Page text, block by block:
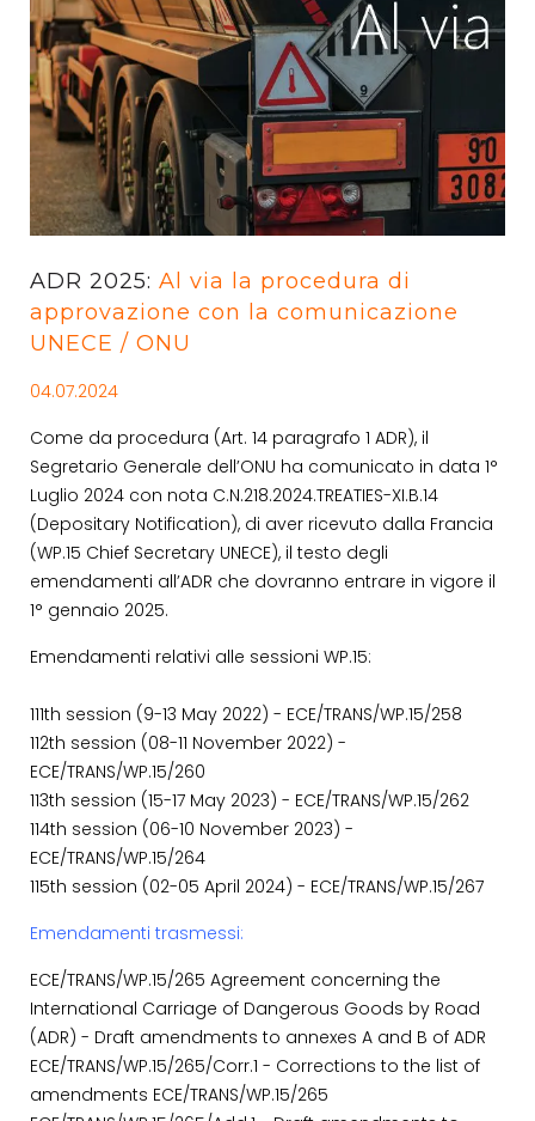
ADR 2025: Al via la procedura di
approvazione con la comunicazione
UNECE / ONU
04.07.2024
Come da procedura (Art. 14 paragrafo 1 ADR), il
Segretario Generale dell’ONU ha comunicato in data 1°
Luglio 2024 con nota C.N.218.2024.TREATIES-XI.B.14
(Depositary Notification), di aver ricevuto dalla Francia
(WP.15 Chief Secretary UNECE), il testo degli
emendamenti all’ADR che dovranno entrare in vigore il
1° gennaio 2025.
Emendamenti relativi alle sessioni WP.15:
111th session (9-13 May 2022) - ECE/TRANS/WP.15/258
112th session (08-11 November 2022) -
ECE/TRANS/WP.15/260
113th session (15-17 May 2023) - ECE/TRANS/WP.15/262
114th session (06-10 November 2023) -
ECE/TRANS/WP.15/264
115th session (02-05 April 2024) - ECE/TRANS/WP.15/267
Emendamenti trasmessi:
ECE/TRANS/WP.15/265 Agreement concerning the
International Carriage of Dangerous Goods by Road
(ADR) - Draft amendments to annexes A and B of ADR
ECE/TRANS/WP.15/265/Corr.1 - Corrections to the list of
amendments ECE/TRANS/WP.15/265